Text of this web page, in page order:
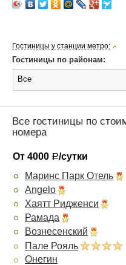
Гостиницы у станции метро:
Гостиницы по районам:
Все
Все гостиницы по
номера
От 4000 Р/сутки
Маринс Парк Отель
Angelo
Хаятт Ридженси
Рамада
Вознесенский
Пале Рояль
Онегин